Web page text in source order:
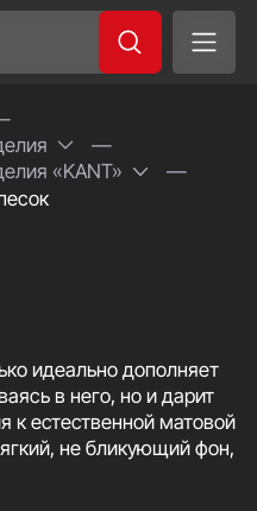
«KANT»
идеально дополняет
в него, но и дарит
к естественной матовой
не бликующий фон,
особенно